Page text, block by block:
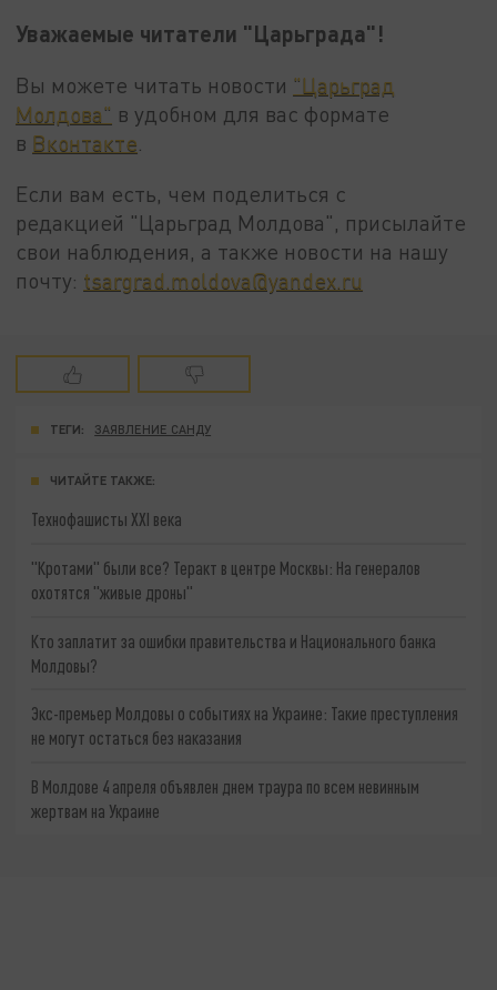
Уважаемые читатели "Царьграда"!
Вы можете читать новости "Царьград
Молдова" в удобном для вас формате
в Вконтакте
Если вам есть, чем поделиться с
редакцией "Царьград Молдова", присылайте
свои наблюдения, а также новости на нашу
почту: tsargrad.moldova@yandex.ru
ТЕГИ: ЗАЯВЛЕНИЕ САНДУ
ЧИТАЙТЕ ТАКЖЕ:
Технофашисты XXI века
"Кротами" были все? Теракт в центре Москвы: На генералов
охотятся "живые дроны"
Кто заплатит за ошибки правительства и Национального банка
Молдовы?
Экс-премьер Молдовы о событиях на Украине: Такие преступления
не могут остаться без наказания
В Молдове 4 апреля объявлен днем траура по всем невинным
жертвам на Украине